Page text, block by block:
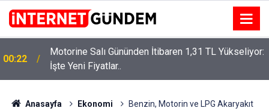
00:22
Motorine Salı Gününden İtibaren 1,31 TL Yükseliyor:
İşte Yeni Fiyatlar..
Anasayfa Ekonomi
Benzin, Motorin ve LPG Akaryakıt